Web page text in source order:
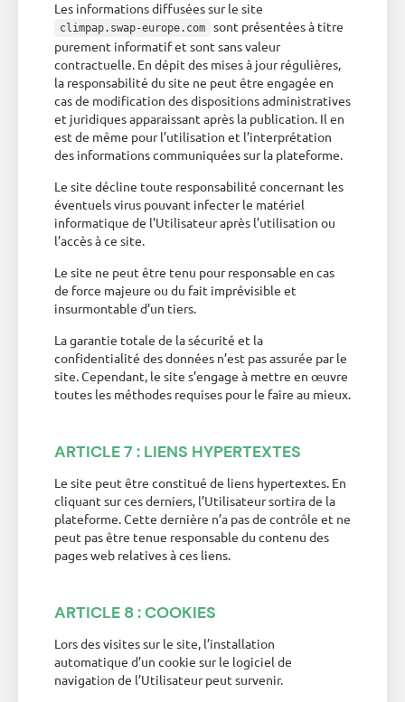
Les informations diffusées sur le site
climpap.swap-europe.com
sont présentées à titre
purement informatif et sont sans valeur
contractuelle. En dépit des mises à jour régulières,
la responsabilité du site ne peut être engagée en
cas de modification des dispositions administratives
et juridiques apparaissant après la publication. Il en
est de même pour l’utilisation et l’interprétation
des informations communiquées sur la plateforme.
Le site décline toute responsabilité concernant les
éventuels virus pouvant infecter le matériel
informatique de l’Utilisateur après l’utilisation ou
l’accès à ce site.
Le site ne peut être tenu pour responsable en cas
de force majeure ou du fait imprévisible et
insurmontable d’un tiers.
La garantie totale de la sécurité et la
confidentialité des données n’est pas assurée par le
site. Cependant, le site s’engage à mettre en œuvre
toutes les méthodes requises pour le faire au mieux.
ARTICLE 7 : LIENS HYPERTEXTES
Le site peut être constitué de liens hypertextes. En
cliquant sur ces derniers, l’Utilisateur sortira de la
plateforme. Cette dernière n’a pas de contrôle et ne
peut pas être tenue responsable du contenu des
pages web relatives à ces liens.
ARTICLE 8 : COOKIES
Lors des visites sur le site, l’installation
automatique d’un cookie sur le logiciel de
navigation de l’Utilisateur peut survenir.